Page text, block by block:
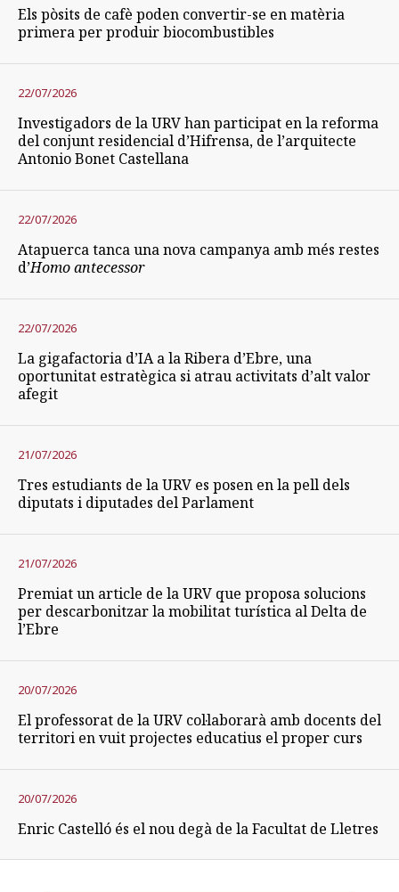
Els pòsits de cafè poden convertir-se en matèria
primera per produir biocombustibles
22/07/2026
Investigadors de la URV han participat en la reforma
del conjunt residencial d’Hifrensa, de l’arquitecte
Antonio Bonet Castellana
22/07/2026
Atapuerca tanca una nova campanya amb més restes
d’Homo antecessor
22/07/2026
La gigafactoria d’IA a la Ribera d’Ebre, una
oportunitat estratègica si atrau activitats d’alt valor
afegit
21/07/2026
Tres estudiants de la URV es posen en la pell dels
diputats i diputades del Parlament
21/07/2026
Premiat un article de la URV que proposa solucions
per descarbonitzar la mobilitat turística al Delta de
l’Ebre
20/07/2026
El professorat de la URV col·laborarà amb docents del
territori en vuit projectes educatius el proper curs
20/07/2026
Enric Castelló és el nou degà de la Facultat de Lletres